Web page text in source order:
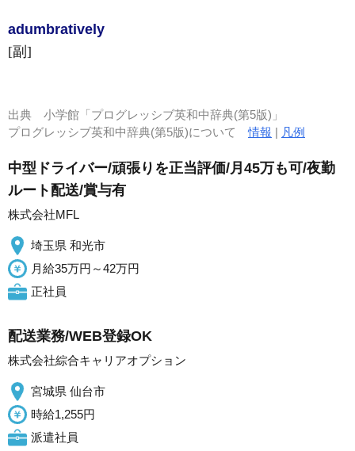
adumbrative ly
[副]
出典 小学館「プログレッシブ英和中辞典(第5版)」
プログレッシブ英和中辞典(第5版)について情報 | 凡例
中型ドライバー/頑張りを正当評価/月45万も可/夜勤
ルート配送/賞与有
株式会社MFL
埼玉県 和光市
月給35万円～42万円
正社員
配送業務/WEB登録OK
株式会社綜合キャリアオプション
宮城県 仙台市
時給1,255円
派遣社員